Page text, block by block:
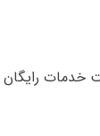
خدمات رایگان